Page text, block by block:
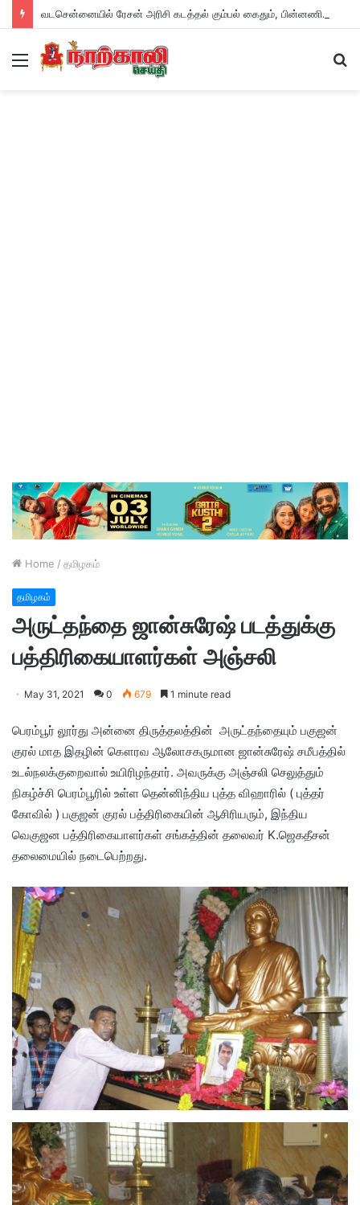
வடசென்னையில் ரேசன் அரிசி கடத்தல் கும்பல் கைதும், பின்னணியும் !
Menu
Home / தமிழகம்
தமிழகம்
அருட்தந்தை ஜான்சுரேஷ் படத்துக்கு
பத்திரிகையாளர்கள் அஞ்சலி
May 31, 2021 0 679 1 minute read
பெரம்பூர் லூர்து அன்னை திருத்தலத்தின் அருட்தந்தையும் பகுஜன்
குரல் மாத இதழின் கௌரவ ஆலோசகருமான ஜான்சுரேஷ் சமீபத்தில்
உடல்நலக்குறைவால் உயிரிழந்தார். அவருக்கு அஞ்சலி செலுத்தும்
நிகழ்ச்சி பெரம்பூரில் உள்ள தென்னிந்திய புத்த விஹாரில் ( புத்தர்
கோவில் ) பகுஜன் குரல் பத்திரிகையின் ஆசிரியரும், இந்திய
வெகுஜன பத்திரிகையாளர்கள் சங்கத்தின் தலைவர் K.ஜெகதீசன்
தலைமையில் நடைபெற்றது.